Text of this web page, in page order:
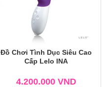
Đồ Chơi Tình Dục Siêu Cao
Cấp Lelo INA
4.200.000 VND